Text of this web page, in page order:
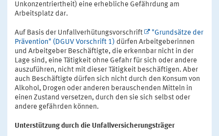
Unkonzentriertheit) eine erhebliche Gefährdung am
Arbeitsplatz dar.
Auf Basis der Unfallverhütungsvorschrift
"Grundsätze der
Prävention" (DGUV Vorschrift 1) dürfen Arbeitgeberinnen
und Arbeitgeber Beschäftigte, die erkennbar nicht in der
Lage sind, eine Tätigkeit ohne Gefahr für sich oder andere
auszuführen, nicht mit dieser Tätigkeit beschäftigen. Aber
auch Beschäftigte dürfen sich nicht durch den Konsum von
Alkohol, Drogen oder anderen berauschenden Mitteln in
einen Zustand versetzen, durch den sie sich selbst oder
andere gefährden können.
Unterstützung durch die Unfallversicherungsträger